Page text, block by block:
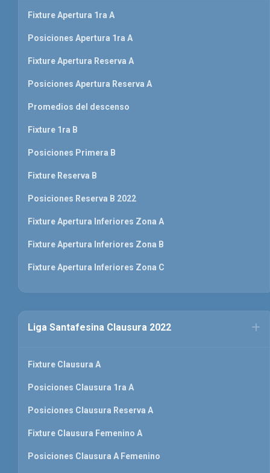
Fixture Apertura 1ra A
Posiciones Apertura 1ra A
Fixture Apertura Reserva A
Posiciones Apertura Reserva A
Promedios del descenso
Fixture 1ra B
Posiciones Primera B
Fixture Reserva B
Posiciones Reserva B 2022
Fixture Apertura Inferiores Zona A
Fixture Apertura Inferiores Zona B
Fixture Apertura Inferiores Zona C
Liga Santafesina Clausura 2022
Fixture Clausura A
Posiciones Clausura 1ra A
Posiciones Clausura Reserva A
Fixture Clausura Femenino A
Posiciones Clausura A Femenino